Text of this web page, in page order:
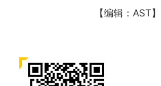
【编辑：AST】